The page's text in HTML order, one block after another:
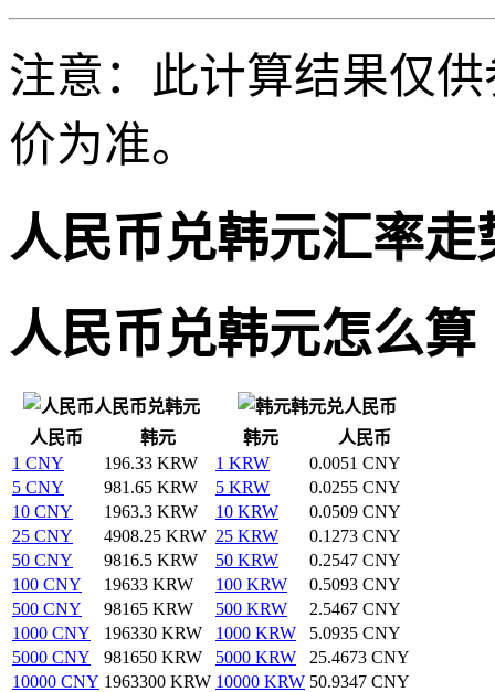
注意：此计算结果仅
价为准。
人民币兑韩元汇率走
人民币兑韩元怎么算
人民币兑韩元
韩元兑人民币
人民币
韩元 韩元
人民币
1 CNY
196.33 KRW 1 KRW
0.0051 CNY
5 CNY
981.65 KRW 5 KRW
0.0255 CNY
10 CNY
1963.3 KRW 10 KRW
0.0509 CNY
25 CNY
4908.25 KRW 25 KRW
0.1273 CNY
50 CNY
9816.5 KRW 50 KRW
0.2547 CNY
100 CNY
19633 KRW 100 KRW
0.5093 CNY
500 CNY
98165 KRW 500 KRW
2.5467 CNY
1000 CNY
196330 KRW 1000 KRW
5.0935 CNY
5000 CNY
981650 KRW 5000 KRW
25.4673 CNY
10000 CNY 1963300 KRW 10000 KRW 50.9347 CNY